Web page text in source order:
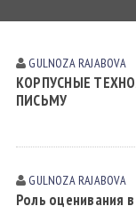
GULNOZA RАJАBOVА
КОРПУСНЫЕ
ПИСЬМУ
GULNOZA RАJАBOVА
Роль оценивания